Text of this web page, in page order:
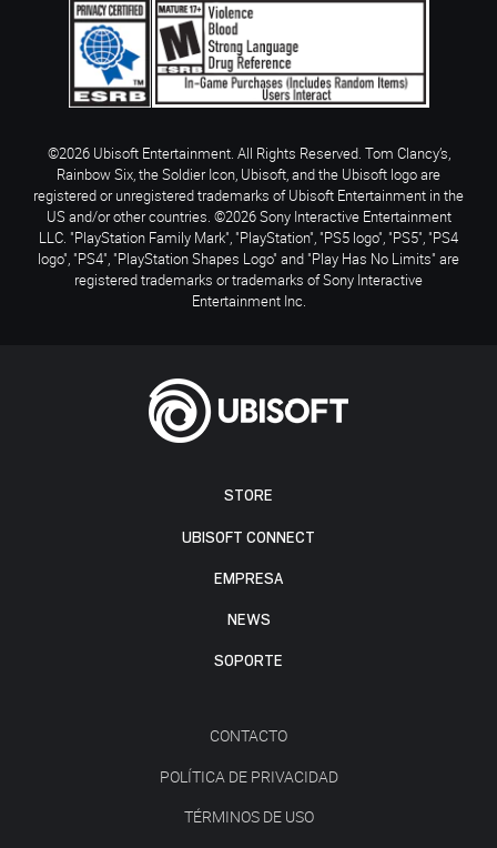
STORE
UBISOFT CONNECT
EMPRESA
NEWS
SOPORTE
CONTACTO
POLÍTICA DE PRIVACIDAD
TÉRMINOS DE USO
©2026 Ubisoft Entertainment. All Rights Reserved. Tom Clancy’s,
Rainbow Six, the Soldier Icon, Ubisoft, and the Ubisoft logo are
registered or unregistered trademarks of Ubisoft Entertainment in the
US and/or other countries. ©2026 Sony Interactive Entertainment
LLC. "PlayStation Family Mark", "PlayStation", "PS5 logo", "PS5", "PS4
logo", "PS4", "PlayStation Shapes Logo" and "Play Has No Limits" are
registered trademarks or trademarks of Sony Interactive
Entertainment Inc.